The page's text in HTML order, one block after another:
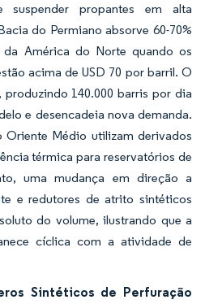
propantes em alta
do Permiano absorve 60-70%
América do Norte quando os
acima de USD 70 por barril. O
140.000 barris por dia
e desencadeia nova demanda.
Oriente Médio utilizam derivados
térmica para reservatórios de
uma mudança em direção a
e redutores de atrito sintéticos
do volume, ilustrando que a
cíclica com a atividade de
Sintéticos de Perfuração